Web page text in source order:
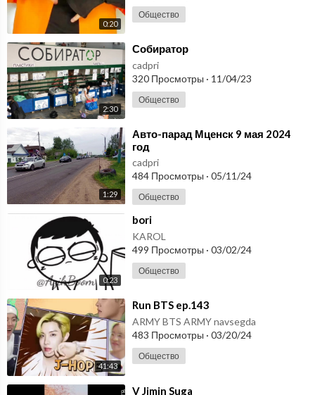
0:20
Общество
2:30
⁣Собиратор
cadpri
320 Просмотры · 11/04/23
Общество
1:29
⁣Авто-парад Мценск 9 мая 2024
год
cadpri
484 Просмотры · 05/11/24
Общество
0:23
⁣bori
KAROL
499 Просмотры · 03/02/24
Общество
41:43
⁣Run BTS ep.143
ARMY BTS ARMY navsegda
483 Просмотры · 03/20/24
Общество
⁣V Jimin Suga